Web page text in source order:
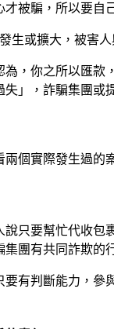
被騙，所以要自
生或擴大，被害
，你之所以匯
」，詐騙集團或
個實際發生過的
只要幫忙代收
團有共同詐欺的
有判斷能力，